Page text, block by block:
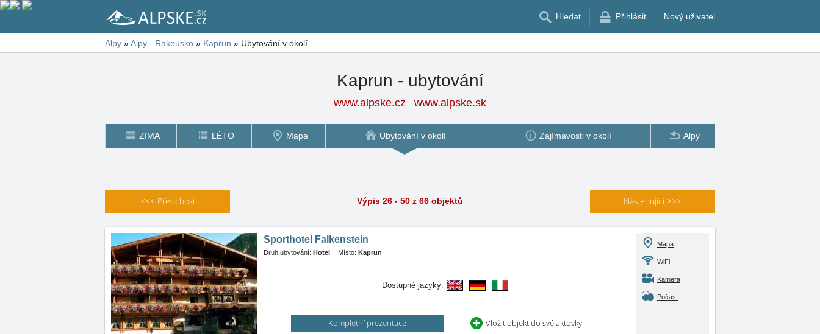
Hledat Přihlásit Nový uživatel
Alpy »Alpy - Rakousko » Kaprun » Ubytování v okolí
Kaprun - ubytování
www.alpske.cz www.alpske.sk
ZIMA LÉTO Mapa Ubytování v okolí Zajímavosti v okolí Alpy
<<< Předchozí Výpis 26 - 50 z 66 objektů Následující>>>
Sporthotel Falkenstein
Druh ubytování: Hotel Místo: Kaprun
Dostupné jazyky:
Kompletní prezentace Vložit objekt do své aktovky
Mapa
WiFi
Kamera
Počasí